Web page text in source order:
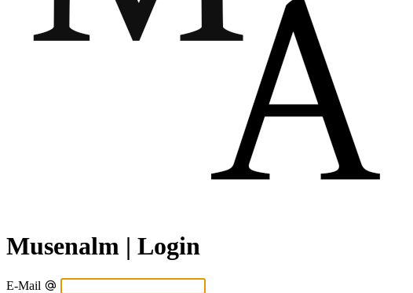
Musenalm | Login
E-Mail